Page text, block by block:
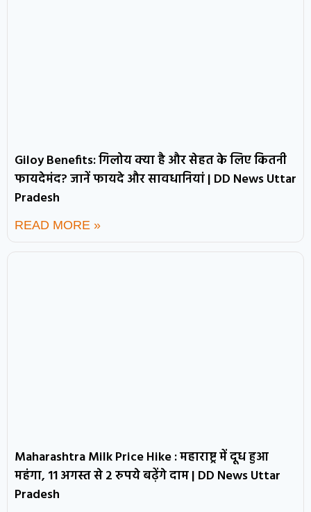
Giloy Benefits: गिलोय क्या है और सेहत के लिए कितनी
फायदेमंद? जानें फायदे और सावधानियां | DD News Uttar
Pradesh
READ MORE »
Maharashtra Milk Price Hike : महाराष्ट्र में दूध हुआ
महंगा, 11 अगस्त से 2 रुपये बढ़ेंगे दाम | DD News Uttar
Pradesh